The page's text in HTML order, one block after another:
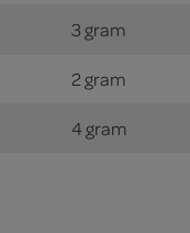
3 gram
2 gram
4 gram